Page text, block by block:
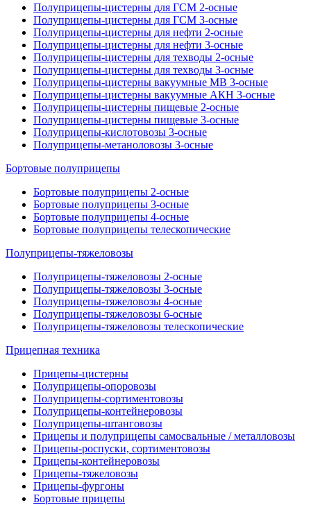
Полуприцепы-цистерны для ГСМ 2-осные
Полуприцепы-цистерны для ГСМ 3-осные
Полуприцепы-цистерны для нефти 2-осные
Полуприцепы-цистерны для нефти 3-осные
Полуприцепы-цистерны для техводы 2-осные
Полуприцепы-цистерны для техводы 3-осные
Полуприцепы-цистерны вакуумные МВ 3-осные
Полуприцепы-цистерны вакуумные АКН 3-осные
Полуприцепы-цистерны пищевые 2-осные
Полуприцепы-цистерны пищевые 3-осные
Полуприцепы-кислотовозы 3-осные
Полуприцепы-метаноловозы 3-осные
Бортовые полуприцепы
Бортовые полуприцепы 2-осные
Бортовые полуприцепы 3-осные
Бортовые полуприцепы 4-осные
Бортовые полуприцепы телескопические
Полуприцепы-тяжеловозы
Полуприцепы-тяжеловозы 2-осные
Полуприцепы-тяжеловозы 3-осные
Полуприцепы-тяжеловозы 4-осные
Полуприцепы-тяжеловозы 6-осные
Полуприцепы-тяжеловозы телескопические
Прицепная техника
Прицепы-цистерны
Полуприцепы-опоровозы
Полуприцепы-сортиментовозы
Полуприцепы-контейнеровозы
Полуприцепы-штанговозы
Прицепы и полуприцепы самосвальные / металловозы
Прицепы-роспуски, сортиментовозы
Прицепы-контейнеровозы
Прицепы-тяжеловозы
Прицепы-фургоны
Бортовые прицепы